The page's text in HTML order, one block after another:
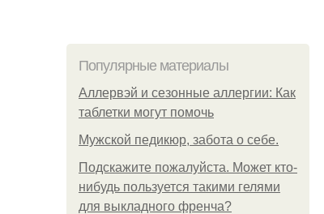
Популярные материалы
Аллервэй и сезонные аллергии: Как
таблетки могут помочь
Мужской педикюр, забота о себе.
Подскажите пожалуйста. Может кто-
нибудь пользуется такими гелями
для выкладного френча?